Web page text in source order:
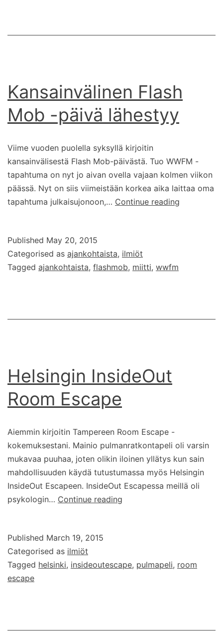
Kansainvälinen Flash
Mob -päivä lähestyy
Viime vuoden puolella syksyllä kirjoitin
kansainvälisestä Flash Mob-päivästä. Tuo WWFM -
tapahtuma on nyt jo aivan ovella vajaan kolmen viikon
päässä. Nyt on siis viimeistään korkea aika laittaa oma
tapahtuma julkaisujonoon,… Continue reading
Published May 20, 2015
Categorised as ajankohtaista, ilmiöt
Tagged ajankohtaista, flashmob, miitti, wwfm
Helsingin InsideOut
Room Escape
Aiemmin kirjoitin Tampereen Room Escape -
kokemuksestani. Mainio pulmanratkontapeli oli varsin
mukavaa puuhaa, joten olikin iloinen yllätys kun sain
mahdollisuuden käydä tutustumassa myös Helsingin
InsideOut Escapeen. InsideOut Escapessa meillä oli
psykologin… Continue reading
Published March 19, 2015
Categorised as ilmiöt
Tagged helsinki, insideoutescape, pulmapeli, room
escape